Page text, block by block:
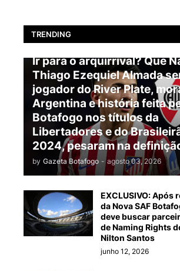
TRENDING
BOTAFOGO
Ir para o arquirrival? Que
Thiago Ezequiel Almada
jogador do River Plate,
Argentina e história feita
Botafogo nos títulos da
Libertadores e do
2024, pesaram na
by Gazeta Botafogo - agosto 03, 2026
EXCLUSIVO: Após
da Nova SAF
deve buscar
de Naming Rights
Nilton Santos
junho 12, 2026